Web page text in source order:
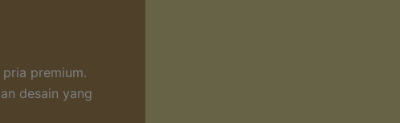
premium.
desain yang